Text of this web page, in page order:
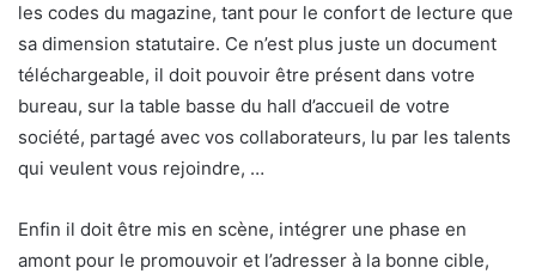
les codes du magazine, tant pour le confort de lecture que
sa dimension statutaire. Ce n’est plus juste un document
téléchargeable, il doit pouvoir être présent dans votre
bureau, sur la table basse du hall d’accueil de votre
société, partagé avec vos collaborateurs, lu par les talents
qui veulent vous rejoindre, …
Enfin il doit être mis en scène, intégrer une phase en
amont pour le promouvoir et l’adresser à la bonne cible,